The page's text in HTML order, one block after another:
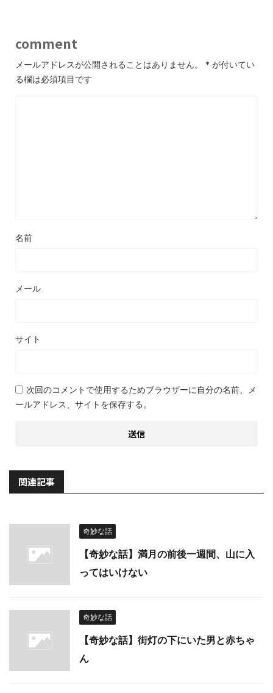
comment
メールアドレスが公開されることはありません。 * が付いてい
る欄は必須項目です
名前
メール
サイト
次回のコメントで使用するためブラウザーに自分の名前、メ
ールアドレス、サイトを保存する。
関連記事
奇妙な話
【奇妙な話】満月の前後一週間、山に入
ってはいけない
奇妙な話
【奇妙な話】街灯の下にいた男と赤ちゃ
ん